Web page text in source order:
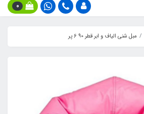
0
مبل شنی الیاف و ابر قطر 90 6 پر